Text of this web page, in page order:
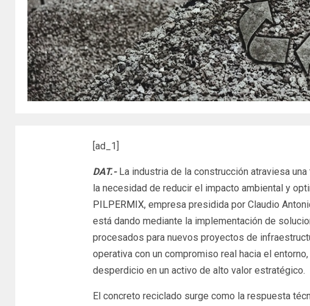
[ad_1]
DAT.-La industria de la construcción atraviesa
la necesidad de reducir el impacto ambiental y
PILPERMIX, empresa presidida por Claudio
está dando mediante la implementación de
procesados para nuevos proyectos de
operativa con un compromiso real hacia el
desperdicio en un activo de alto valor estratégico.
El concreto reciclado surge como la respuesta